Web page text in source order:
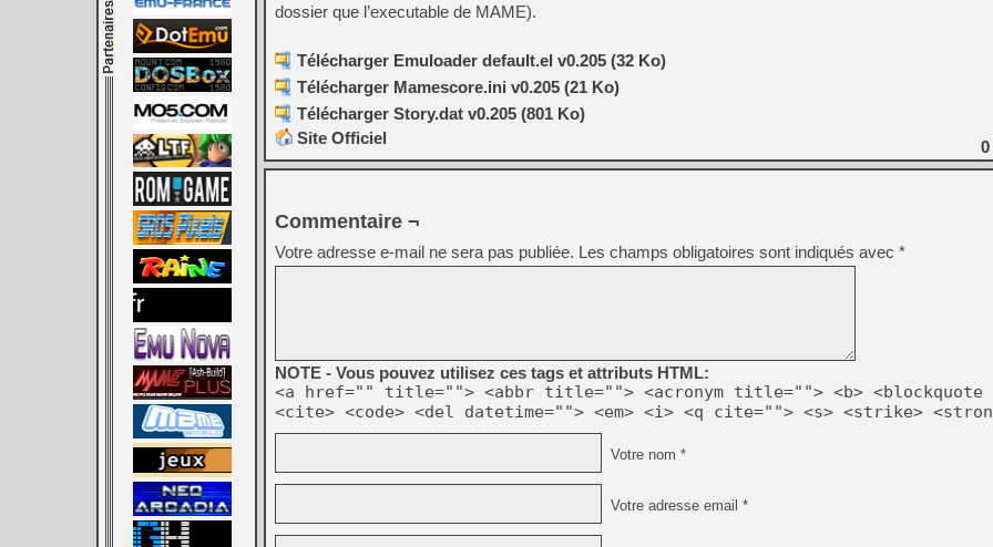
[GK] Oubliez Crazy Taxi,
[LS] [Switch] NSZ 5.0.0
[GK] No More Room in
[GK] Un chatbot Atelier
[GK] Mémoire cash -
[GK] Nvidia : le prix des
[GK] Suikoden Star Leap
[Mo5] La mini borne
[GK] Pourquoi Marvel
dossier que l’executable de MAME).
Télécharger Emuloader default.el v0.205 (32 Ko)
Télécharger Mamescore.ini v0.205 (21 Ko)
Télécharger Story.dat v0.205 (801 Ko)
Site Officiel
0
Commentaire ¬
Votre adresse e-mail ne sera pas publiée. Les champs obligatoires sont indiqués avec *
NOTE - Vous pouvez utilisez ces tags et attributs HTML:
<a href="" title=""> <abbr title=""> <acronym title=""> <b> <blockquote
<cite> <code> <del datetime=""> <em> <i> <q cite=""> <s> <strike>
Votre nom *
Votre adresse email *